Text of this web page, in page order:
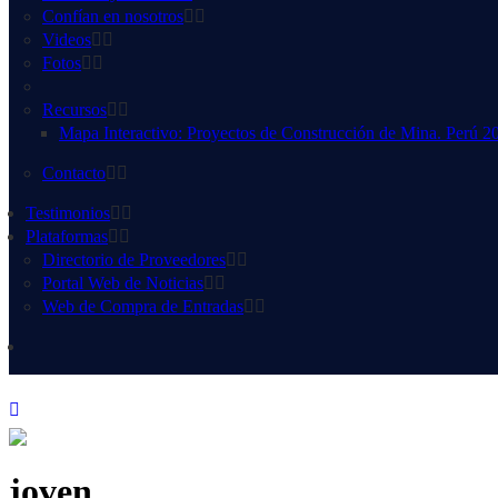
Confían en nosotros
Videos
Fotos
Recursos
Mapa Interactivo: Proyectos de Construcción de Mina. Perú
Contacto
Testimonios
Plataformas
Directorio de Proveedores
Portal Web de Noticias
Web de Compra de Entradas